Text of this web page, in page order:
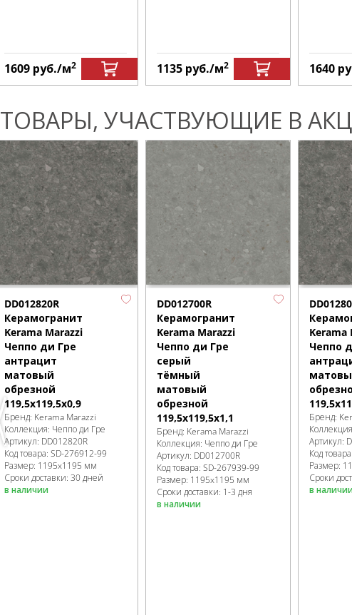
1609 руб./м2 1135 руб./м2 1640
ТОВАРЫ, УЧАСТВУЮЩИЕ В
DD012820R
Керамогранит
Kerama Marazzi
Чеппо ди Гре
антрацит
матовый
обрезной
119,5x119,5x0,9
Бренд: Kerama Marazzi
Коллекция: Чеппо ди Гре
Артикул: DD012820R
Код товара: SD-276912-99
Размер: 1195x1195 мм
Сроки доставки: 30 дней
в наличии
DD012700R
Керамогранит
Kerama Marazzi
Чеппо ди Гре
серый
тёмный
матовый
обрезной
119,5x119,5x1,1
Бренд: Kerama Marazzi
Коллекция: Чеппо ди Гре
Артикул: DD012700R
Код товара: SD-267939-99
Размер: 1195x1195 мм
Сроки доставки: 1-3 дня
в наличии
Kerama
Чеппо
Бренд:
Артикул:
Код товара:
Размер:
Сроки
в наличии